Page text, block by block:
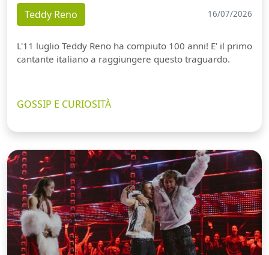
Teddy Reno 16/07/2026
L'11 luglio Teddy Reno ha compiuto 100 anni! E' il primo
cantante italiano a raggiungere questo traguardo.
GOSSIP E CURIOSITÀ